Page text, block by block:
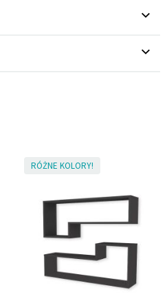
RÓŻNE KOLORY!